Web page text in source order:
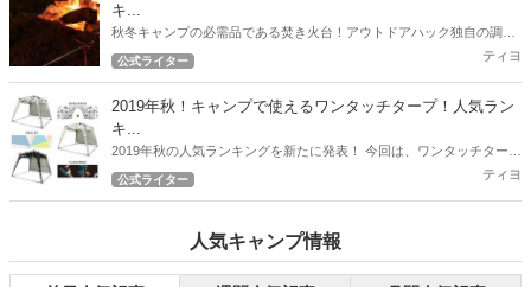
キ...
秋冬キャンプの必需品である焚き火台！アウトドアハック独自の調査
で徹底リサーチ！ 2019年秋！最新の人気焚き火台ランキング！
公式ライター ティヨ
2019年秋！キャンプで使えるワンタッチタープ！人気ラン
キ...
2019年秋の人気ランキングを新たに発表！ 今回は、ワンタッチタープ
の人気ランキングとなります！
公式ライター ティヨ
人気キャンプ情報